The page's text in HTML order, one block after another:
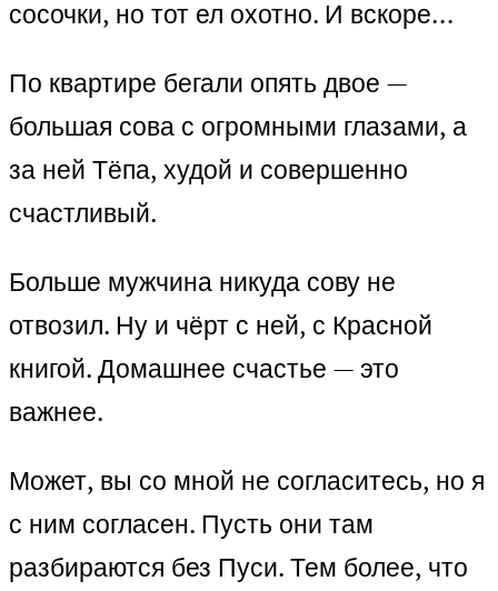
сосочки, но тот ел охотно. И вскоре…
По квартире бегали опять двое —
большая сова с огромными глазами, а
за ней Тёпа, худой и совершенно
счастливый.
Больше мужчина никуда сову не
отвозил. Ну и чёрт с ней, с Красной
книгой. Домашнее счастье — это
важнее.
Может, вы со мной не согласитесь, но я
с ним согласен. Пусть они там
разбираются без Пуси. Тем более, что